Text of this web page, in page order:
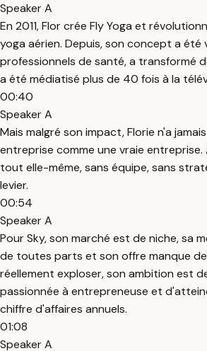
Speaker A
En 2011, Flor crée Fly Yoga et
yoga aérien. Depuis, son concept a été
professionnels de santé, a transformé
a été médiatisé plus de 40 fois à la
00:40
Speaker A
Mais malgré son impact, Florie n'a
entreprise comme une vraie entreprise.
tout elle-même, sans équipe, sans
levier.
00:54
Speaker A
Pour Sky, son marché est de niche, sa
de toutes parts et son offre manque
réellement exploser, son ambition est
passionnée à entrepreneuse et
chiffre d'affaires annuels.
01:08
Speaker A